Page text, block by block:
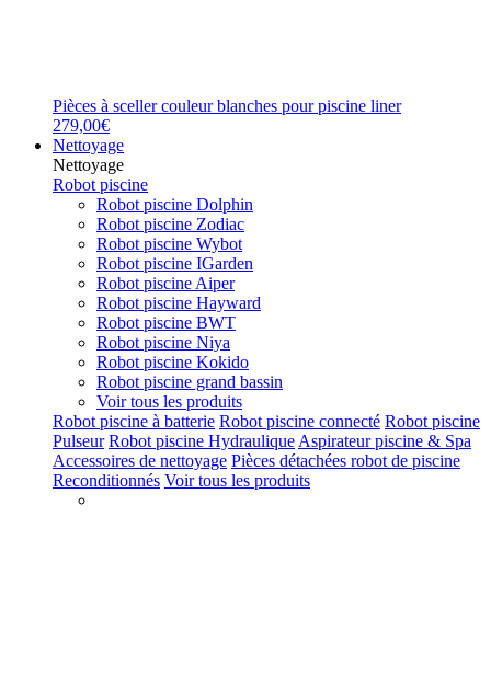
Pièces à sceller couleur blanches pour piscine liner
279,00€
Nettoyage
Nettoyage
Robot piscine
Robot piscine Dolphin
Robot piscine Zodiac
Robot piscine Wybot
Robot piscine IGarden
Robot piscine Aiper
Robot piscine Hayward
Robot piscine BWT
Robot piscine Niya
Robot piscine Kokido
Robot piscine grand bassin
Voir tous les produits
Robot piscine à batterie Robot piscine connecté Robot piscine
Pulseur Robot piscine Hydraulique Aspirateur piscine & Spa
Accessoires de nettoyage Pièces détachées robot de piscine
Reconditionnés Voir tous les produits